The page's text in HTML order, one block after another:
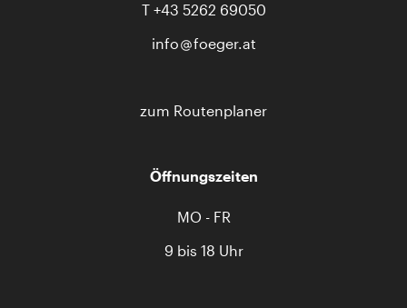
T +43 5262 69050
info
foeger.at
zum Routenplaner
Öffnungszeiten
MO - FR
9 bis 18 Uhr